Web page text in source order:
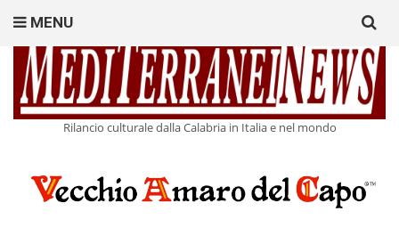
Rilancio culturale dalla Calabria in Italia e nel mondo
MENU
for: